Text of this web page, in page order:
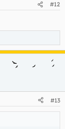
#12
#13